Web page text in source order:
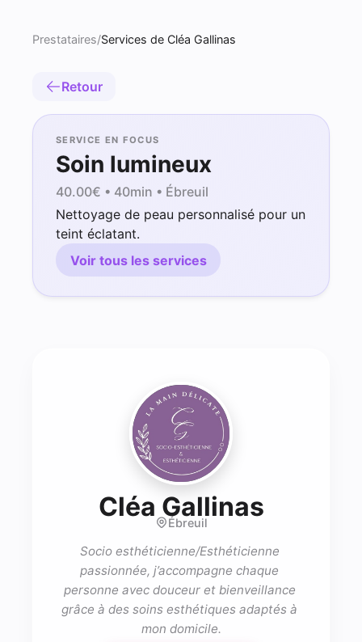
Prestataires/Services de Cléa Gallinas
Retour
SERVICE EN FOCUS
Soin lumineux
40.00€ • 40min • Ébreuil
Nettoyage de peau personnalisé pour un
teint éclatant.
Voir tous les services
Cléa Gallinas-
Ébreuil
Socio esthéticienne/Esthéticienne
passionnée, j’accompagne chaque
personne avec douceur et bienveillance
grâce à des soins esthétiques adaptés à